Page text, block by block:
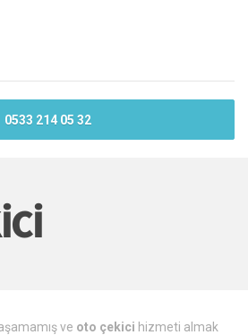
0533 214 05 32
ve oto çekici hizmeti almak